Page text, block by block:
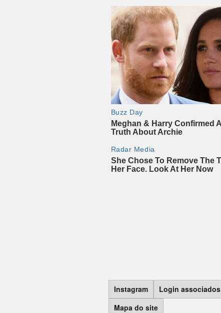
Instagram Login associados
Mapa do site